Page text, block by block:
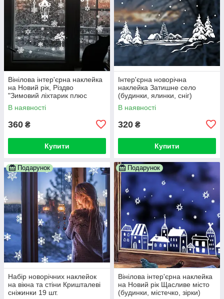
Вінілова інтер'єрна наклейка
на Новий рік, Різдво
"Зимовий ліхтарик плюс
комплект сніжинок"
В наявності
360 ₴
Купити
Інтер'єрна новорічна
наклейка Затишне село
(будинки, ялинки, сніг)
В наявності
320 ₴
Купити
Подарунок
Набір новорічних наклейок
на вікна та стіни Кришталеві
сніжинки 19 шт.
Подарунок
Вінілова інтер'єрна наклейка
на Новий рік Щасливе місто
(будинки, містечко, зірки)